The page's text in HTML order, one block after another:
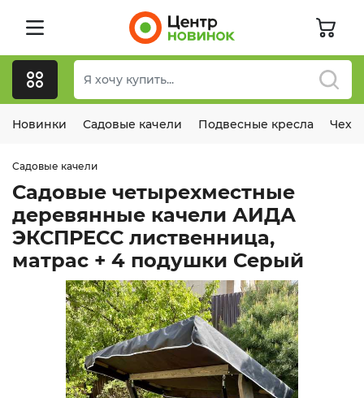
Новинки Садовые качели Подвесные кресла
Садовые качели
Садовые четырехместные
деревянные качели АИДА
ЭКСПРЕСС лиственница,
матрас + 4 подушки Серый